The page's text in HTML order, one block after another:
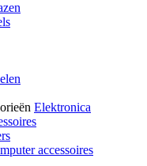
Elektronica
accessoires